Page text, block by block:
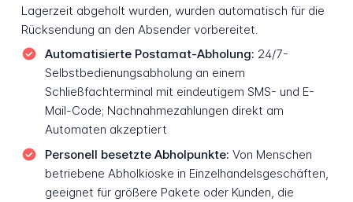
Lagerzeit abgeholt wurden, wurden automatisch für die
Rücksendung an den Absender vorbereitet.
Automatisierte Postamat-Abholung: 24/7-
Selbstbedienungsabholung an einem
Schließfachterminal mit eindeutigem SMS- und E-
Mail-Code; Nachnahmezahlungen direkt am
Automaten akzeptiert
Personell besetzte Abholpunkte: Von Menschen
betriebene Abholkioske in Einzelhandelsgeschäften,
geeignet für größere Pakete oder Kunden, die